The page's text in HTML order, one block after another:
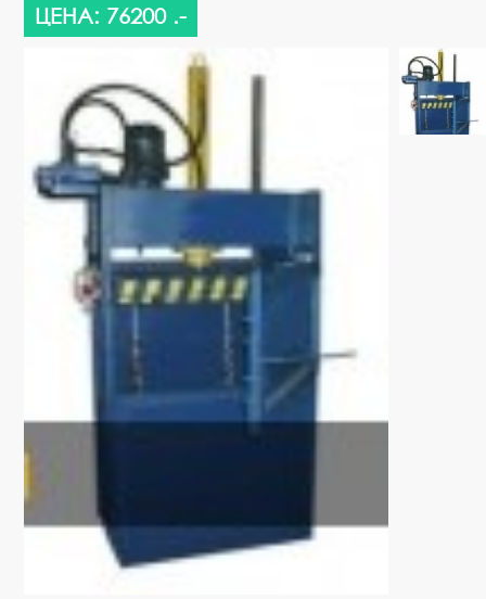
ЦЕНА: 76200 .-